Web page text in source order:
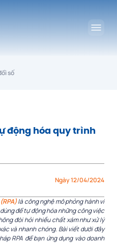
số
động hóa quy trình
Ngày 12/04/2024
là công nghệ mô phỏng hành vi
để tự động hóa những công việc
đòi hỏi nhiều chất xám như xử lý
và nhanh chóng. Bài viết dưới đây
RPA để bạn ứng dụng vào doanh